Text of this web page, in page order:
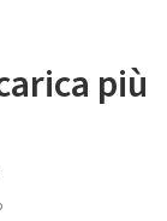
più